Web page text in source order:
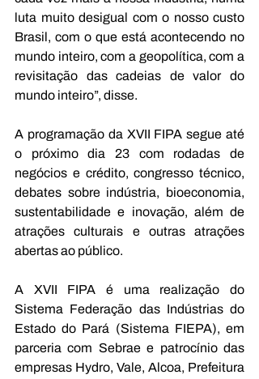
luta muito desigual com o nosso custo
Brasil, com o que está acontecendo no
mundo inteiro, com a geopolítica, com a
revisitação das cadeias de valor do
mundo inteiro”, disse.
A programação da XVII FIPA segue até
o próximo dia 23 com rodadas de
negócios e crédito, congresso técnico,
debates sobre indústria, bioeconomia,
sustentabilidade e inovação, além de
atrações culturais e outras atrações
abertas ao público.
A XVII FIPA é uma realização do
Sistema Federação das Indústrias do
Estado do Pará (Sistema FIEPA), em
parceria com Sebrae e patrocínio das
empresas Hydro, Vale, Alcoa, Prefeitura